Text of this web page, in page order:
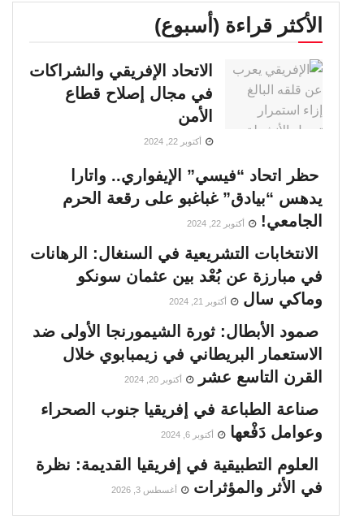
الأكثر قراءة (أسبوع)
الاتحاد الإفريقي والشراكات
في مجال إصلاح قطاع
الأمن
أكتوبر 22, 2024
حظر اتحاد “فيسي” الإيفواري.. واتارا
يدهس “بيادق” غباغبو على رقعة الحرم
الجامعي!
أكتوبر 22, 2024
الانتخابات التشريعية في السنغال: الرهانات
في مبارزة عن بُعْد بين عثمان سونكو
وماكي سال
أكتوبر 21, 2024
صمود الأبطال: ثورة الشيمورنجا الأولى ضد
الاستعمار البريطاني في زيمبابوي خلال
القرن التاسع عشر
أكتوبر 20, 2024
صناعة الطباعة في إفريقيا جنوب الصحراء
وعوامل دَفْعها
أكتوبر 6, 2024
العلوم التطبيقية في إفريقيا القديمة: نظرة
في الأثر والمؤثرات
أغسطس 3, 2026